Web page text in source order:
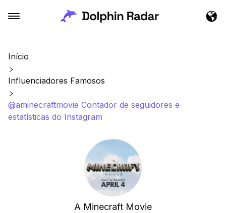
Início
Influenciadores Famosos
@aminecraftmovie Contador de seguidores e
estatísticas do Instagram
A Minecraft Movie